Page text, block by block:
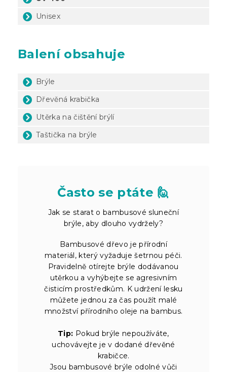
Unisex
Balení obsahuje
Brýle
Dřevěná krabička
Utěrka na čištění brýlí
Taštička na brýle
Často se ptáte 🙋
Jak se starat o bambusové sluneční
brýle, aby dlouho vydržely?
Bambusové dřevo je přírodní
materiál, který vyžaduje šetrnou péči.
Pravidelně otírejte brýle dodávanou
utěrkou a vyhýbejte se agresivním
čisticím prostředkům. K udržení lesku
můžete jednou za čas použít malé
množství přírodního oleje na bambus.
Tip: Pokud brýle nepoužíváte,
uchovávejte je v dodané dřevěné
krabičce.
Jsou bambusové brýle odolné vůči